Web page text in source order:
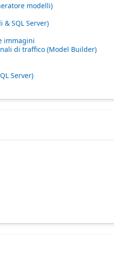
modelli)
SQL Server)
immagini
di traffico (Model Builder)
Server)